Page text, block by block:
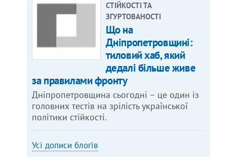
СТІЙКОСТІ ТА
ЗГУРТОВАНОСТІ
Що на
Дніпропетровщині:
тиловий хаб, який
дедалі більше живе
за правилами фронту
Дніпропетровщина сьогодні – це один із
головних тестів на зрілість української
політики стійкості.
Усі дописи блогів